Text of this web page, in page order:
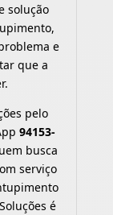
solução
e
que a
pelo
94153-
busca
serviço
é